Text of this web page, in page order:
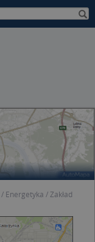
Energetyka
Zakład